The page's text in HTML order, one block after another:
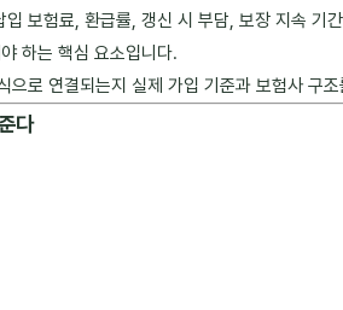
보험료, 환급률, 갱신 시 부담, 보장 지속 기
하는 핵심 요소입니다.
로 연결되는지 실제 가입 기준과 보험사 구
다